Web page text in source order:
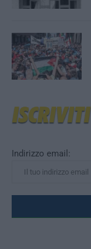
Indirizzo email: